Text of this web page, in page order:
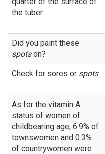
the tuber
Did you paint these
spotson?
Check for sores or spots.
As for the vitamin A
status of women of
childbearing age, 6.9% of
townswomen and 0.3%
of countrywomen were